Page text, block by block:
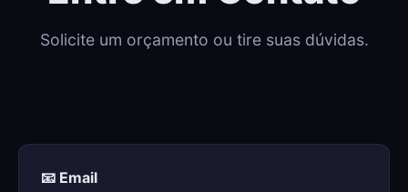
Solicite um orçamento ou tire suas dúvidas.
📧 Email